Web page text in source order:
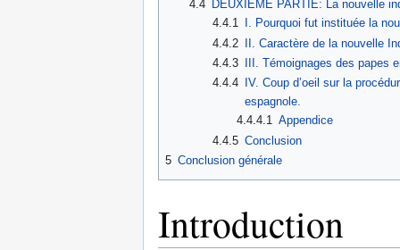
4.4
DEUXIEME PARTIE: La nouvelle
4.4.1
I. Pourquoi fut instituée la
4.4.2 II. Caractère de la nouvelle
4.4.3
III. Témoignages des papes
4.4.4
IV. Coup d’oeil sur la
espagnole.
4.4.4.1 Appendice
4.4.5 Conclusion
5 Conclusion générale
Introduction